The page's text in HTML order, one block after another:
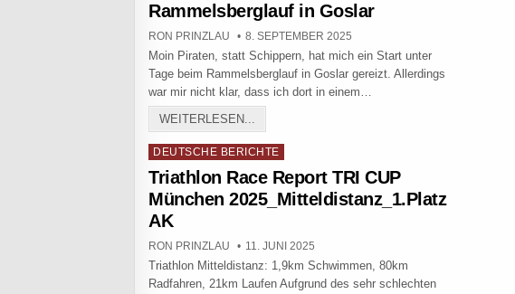
Rammelsberglauf in Goslar
AUTHOR:
RON PRINZLAU PUBLISHED DATE:
8. SEPTEMBER 2025
Moin Piraten, statt Schippern, hat mich ein Start unter
Tage beim Rammelsberglauf in Goslar gereizt. Allerdings
war mir nicht klar, dass ich dort in einem…
WEITERLESEN...
Posted in
DEUTSCHE BERICHTE
Triathlon Race Report TRI CUP
München 2025_Mitteldistanz_1.Platz
AK
AUTHOR:
RON PRINZLAU PUBLISHED DATE:
11. JUNI 2025
Triathlon Mitteldistanz: 1,9km Schwimmen, 80km
Radfahren, 21km Laufen Aufgrund des sehr schlechten